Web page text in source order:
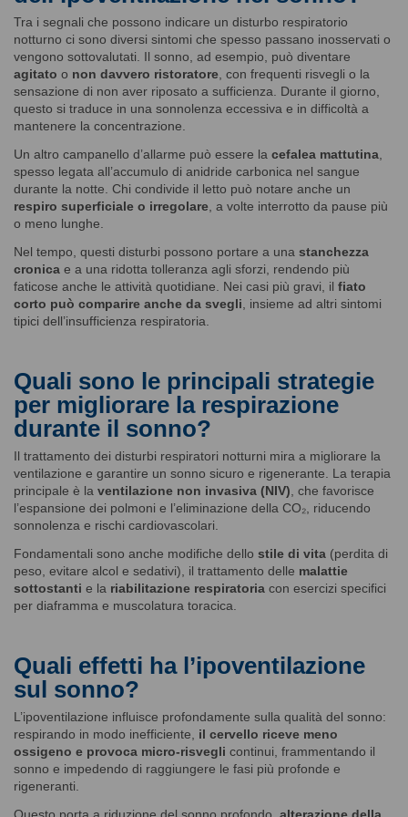
Tra i segnali che possono indicare un disturbo respiratorio
notturno ci sono diversi sintomi che spesso passano inosservati o
vengono sottovalutati. Il sonno, ad esempio, può diventare
agitato o non davvero ristoratore , con frequenti risvegli o la
sensazione di non aver riposato a sufficienza. Durante il giorno,
questo si traduce in una sonnolenza eccessiva e in difficoltà a
mantenere la concentrazione.
Un altro campanello d’allarme può essere la cefalea mattutina
spesso legata all’accumulo di anidride carbonica nel sangue
durante la notte. Chi condivide il letto può notare anche un
respiro superficiale o irregolare , a volte interrotto da pause più
o meno lunghe.
Nel tempo, questi disturbi possono portare a una stanchezza
cronica e a una ridotta tolleranza agli sforzi, rendendo più
faticose anche le attività quotidiane. Nei casi più gravi, il fiato
corto può comparire anche da svegli , insieme ad altri sintomi
tipici dell’insufficienza respiratoria.
Quali sono le principali strategie
per migliorare la respirazione
durante il sonno?
Il trattamento dei disturbi respiratori notturni mira a migliorare la
ventilazione e garantire un sonno sicuro e rigenerante. La terapia
principale è la ventilazione non invasiva (NIV) , che favorisce
l’espansione dei polmoni e l’eliminazione della CO₂, riducendo
sonnolenza e rischi cardiovascolari.
Fondamentali sono anche modifiche dello stile di vita (perdita di
peso, evitare alcol e sedativi), il trattamento delle malattie
sottostanti e la riabilitazione respiratoria con esercizi specifici
per diaframma e muscolatura toracica.
Quali effetti ha l’ipoventilazione
sul sonno?
L’ipoventilazione influisce profondamente sulla qualità del sonno:
respirando in modo inefficiente, il cervello riceve meno
ossigeno e provoca micro-risvegli continui, frammentando il
sonno e impedendo di raggiungere le fasi più profonde e
rigeneranti.
Questo porta a riduzione del sonno profondo, alterazione della